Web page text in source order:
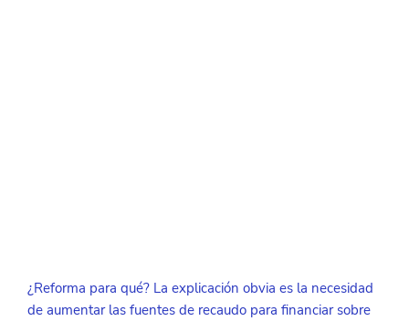
¿Reforma para qué? La explicación obvia es la necesidad
de aumentar las fuentes de recaudo para financiar sobre